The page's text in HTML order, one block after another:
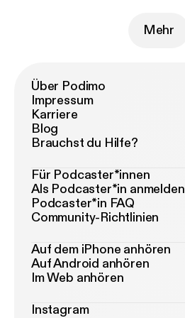
Mehr
Über Podimo
Impressum
Karriere
Blog
Brauchst du Hilfe?
Für Podcaster*innen
Als Podcaster*in anmelden
Podcaster*in FAQ
Community-Richtlinien
Auf dem iPhone anhören
Auf Android anhören
Im Web anhören
Instagram